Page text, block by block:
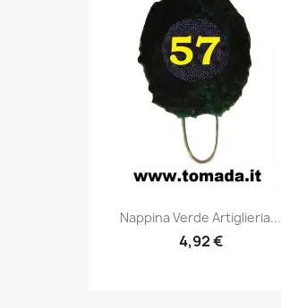
Anteprima
Nappina Verde Artiglieria...
4,92 €